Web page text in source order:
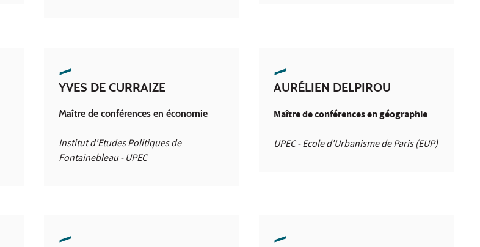
YVES DE CURRAIZE
Maître de conférences en économie
Institut d'Etudes Politiques de
Fontainebleau - UPEC
AURÉLIEN DELPIROU
Maître de conférences en géographie
UPEC - Ecole d'Urbanisme de Paris (EUP)